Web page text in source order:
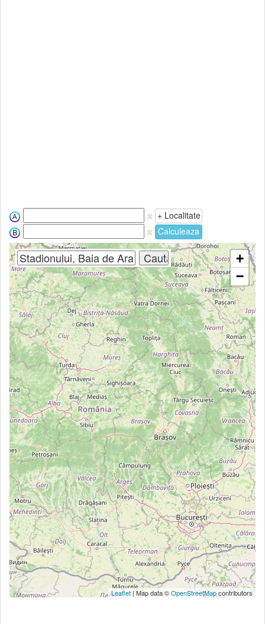
+ Localitate
Calculeaza
+
−
Leaflet| Map data ©OpenStreetMapcontributors